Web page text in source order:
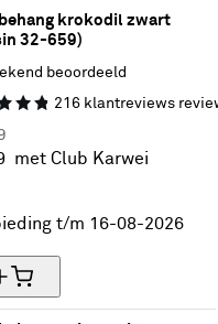
krokodil zwart
32-659)
beoordeeld
216 klantreviews
met Club Karwei
t/m 16-08-2026